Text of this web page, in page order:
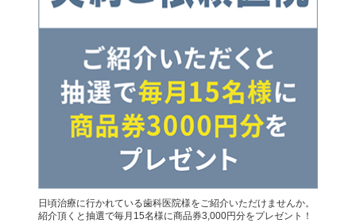
日頃治療に行かれている歯科医院様をご紹介いただけませんか。
紹介頂くと抽選で毎月15名様に商品券3,000円分をプレゼント！